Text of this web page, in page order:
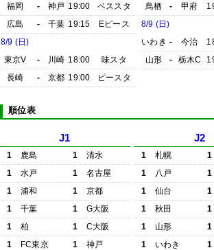
福岡
- 神戸 19:00
ベススタ
広島
- 千葉 19:15
Eピース
8/9 (日)
東京V
- 川崎 18:00
味スタ
長崎
- 京都 19:00 ピースタ
鳥栖
- 甲府
8/9 (日)
いわき - 今治
山形
- 栃木C
順位表
J1
1 鹿島 1
清水
1
水戸 1
名古屋
1
浦和 1
京都
1
千葉 1
G大阪
1
柏 1
C大阪
1
FC東京 1
神戸
J2
1 札幌
1
1
八戸
1
1
仙台
1
1
秋田
1
1
山形
1
1
いわき
1